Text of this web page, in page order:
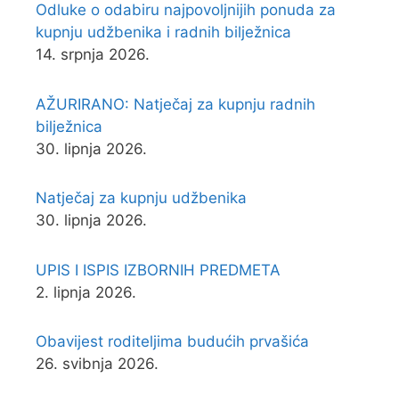
Odluke o odabiru najpovoljnijih ponuda za
kupnju udžbenika i radnih bilježnica
14. srpnja 2026.
AŽURIRANO: Natječaj za kupnju radnih
bilježnica
30. lipnja 2026.
Natječaj za kupnju udžbenika
30. lipnja 2026.
UPIS I ISPIS IZBORNIH PREDMETA
2. lipnja 2026.
Obavijest roditeljima budućih prvašića
26. svibnja 2026.